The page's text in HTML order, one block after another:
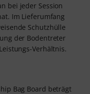
bei jeder Session
Im Lieferumfang
Schutzhülle
der Bodentreter
Verhältnis.
Bag Board beträgt